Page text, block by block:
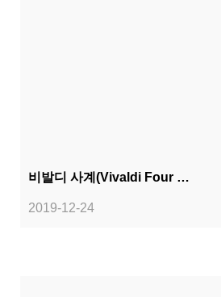
비발디 사계(Vivaldi Four …
2019-12-24